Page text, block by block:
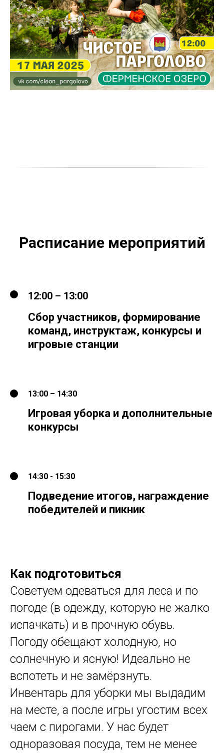
Расписание мероприятий
12:00 – 13:00
Сбор участников, формирование
команд, инструктаж, конкурсы и
игровые станции
13:00 – 14:30
Игровая уборка и дополнительные
конкурсы
14:30 - 15:30
Подведение итогов, награждение
победителей и пикник
Как подготовиться
Советуем одеваться для леса и по
погоде (в одежду, которую не жалко
испачкать) и в прочную обувь.
Погоду обещают холодную, но
солнечную и ясную! Идеально не
вспотеть и не замёрзнуть.
Инвентарь для уборки мы выдадим
на месте, а после игры угостим всех
чаем с пирогами. У нас будет
одноразовая посуда, тем не менее